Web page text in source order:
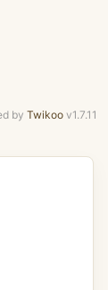
by Twikoo v1.7.11